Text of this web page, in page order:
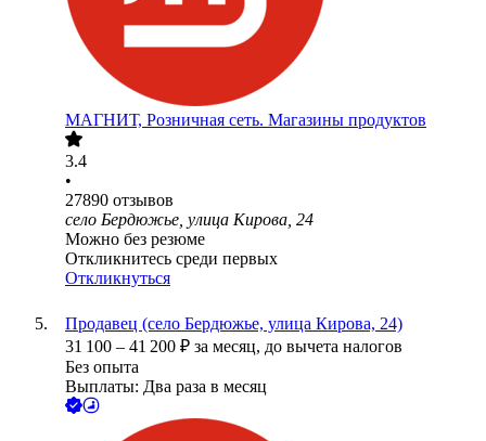
МАГНИТ, Розничная сеть. Магазины продуктов
3.4
•
27890 отзывов
село Бердюжье, улица Кирова, 24
Можно без резюме
Откликнитесь среди первых
Откликнуться
Продавец (село Бердюжье, улица Кирова, 24)
31 100 – 41 200 ₽ за месяц, до вычета налогов
Без опыта
Выплаты: Два раза в месяц